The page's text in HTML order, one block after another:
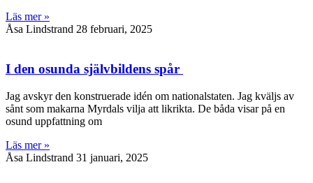
Läs mer »
Åsa Lindstrand 28 februari, 2025
I den osunda självbildens spår
Jag avskyr den konstruerade idén om nationalstaten. Jag kväljs av
sånt som makarna Myrdals vilja att likrikta. De båda visar på en
osund uppfattning om
Läs mer »
Åsa Lindstrand 31 januari, 2025